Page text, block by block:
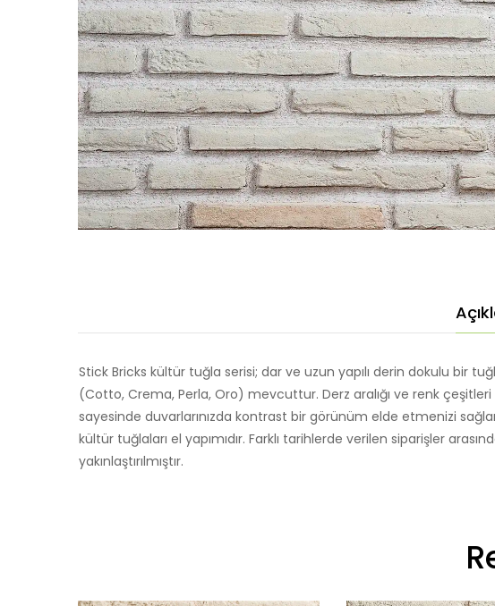
Stick Bricks kültür tuğla serisi; dar ve uzun yapılı derin dokulu bir
(Cotto, Crema, Perla, Oro) mevcuttur. Derz aralığı ve renk
sayesinde duvarlarınızda kontrast bir görünüm elde etmenizi
kültür tuğlaları el yapımıdır. Farklı tarihlerde verilen siparişler
yakınlaştırılmıştır.